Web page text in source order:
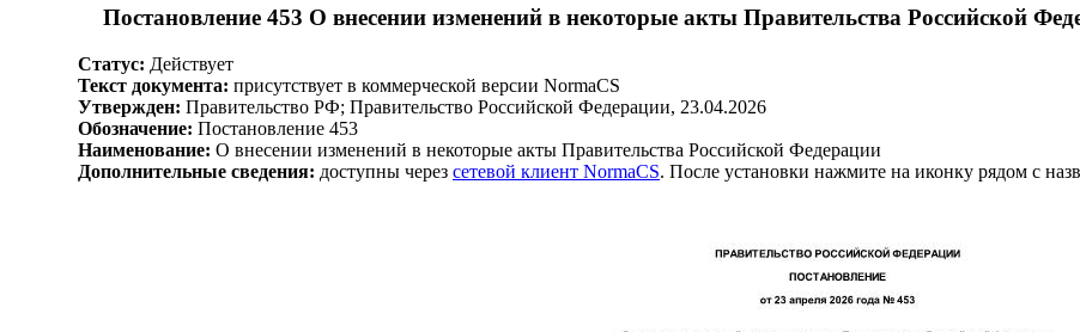
Постановление 453 О внесении изменений в некоторые акты Правительства Российской
Статус: Действует
Текст документа: присутствует в коммерческой версии NormaCS
Утвержден: Правительство РФ; Правительство Российской Федерации, 23.04.2026
Обозначение: Постановление 453
Наименование: О внесении изменений в некоторые акты Правительства Российской Федерации
Дополнительные сведения: доступны через сетевой клиент NormaCS. После установки нажмите на иконку рядом с